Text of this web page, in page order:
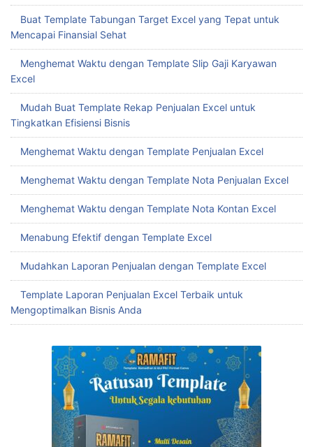
Buat Template Tabungan Target Excel yang Tepat untuk
Mencapai Finansial Sehat
Menghemat Waktu dengan Template Slip Gaji Karyawan
Excel
Mudah Buat Template Rekap Penjualan Excel untuk
Tingkatkan Efisiensi Bisnis
Menghemat Waktu dengan Template Penjualan Excel
Menghemat Waktu dengan Template Nota Penjualan Excel
Menghemat Waktu dengan Template Nota Kontan Excel
Menabung Efektif dengan Template Excel
Mudahkan Laporan Penjualan dengan Template Excel
Template Laporan Penjualan Excel Terbaik untuk
Mengoptimalkan Bisnis Anda